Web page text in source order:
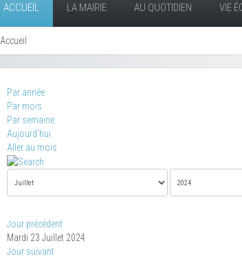
ACCUEIL LA MAIRIE AU QUOTIDIEN VIE
Accueil
Par année
Par mois
Par semaine
Aujourd'hui
Aller au mois
Jour précédent
Mardi 23 Juillet 2024
Jour suivant